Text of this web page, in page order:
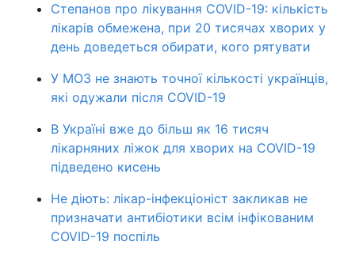
Степанов про лікування COVID-19: кількість
лікарів обмежена, при 20 тисячах хворих у
день доведеться обирати, кого рятувати
У МОЗ не знають точної кількості українців,
які одужали після COVID-19
В Україні вже до більш як 16 тисяч
лікарняних ліжок для хворих на COVID-19
підведено кисень
Не діють: лікар-інфекціоніст закликав не
призначати антибіотики всім інфікованим
COVID-19 поспіль